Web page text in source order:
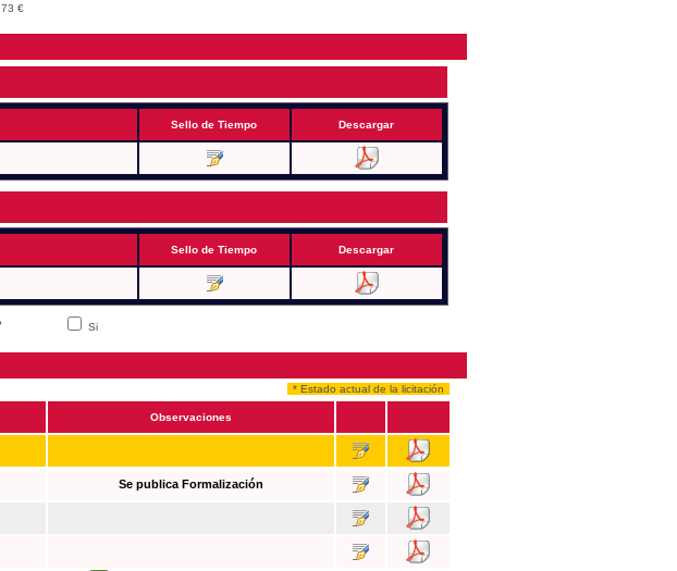
€
Sello de Tiempo Descargar
Sello de Tiempo Descargar
Si
* Estado actual de la licitación
Observaciones
Se publica Formalización